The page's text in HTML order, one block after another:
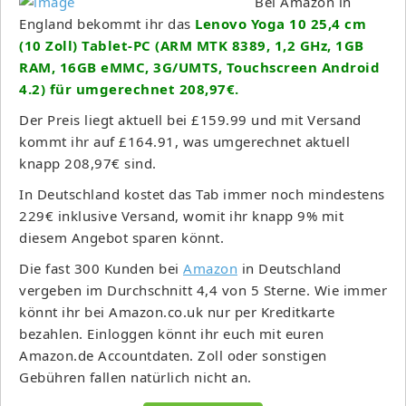
England bekommt ihr das Lenovo Yoga 10 25,4 cm
(10 Zoll) Tablet-PC (ARM MTK 8389, 1,2 GHz, 1GB
RAM, 16GB eMMC, 3G/UMTS, Touchscreen Android
4.2) für umgerechnet 208,97€.
Der Preis liegt aktuell bei £159.99 und mit Versand
kommt ihr auf £164.91, was umgerechnet aktuell
knapp 208,97€ sind.
In Deutschland kostet das Tab immer noch mindestens
229€ inklusive Versand, womit ihr knapp 9% mit
diesem Angebot sparen könnt.
Die fast 300 Kunden bei Amazon in Deutschland
vergeben im Durchschnitt 4,4 von 5 Sterne. Wie immer
könnt ihr bei Amazon.co.uk nur per Kreditkarte
bezahlen. Einloggen könnt ihr euch mit euren
Amazon.de Accountdaten. Zoll oder sonstigen
Gebühren fallen natürlich nicht an.